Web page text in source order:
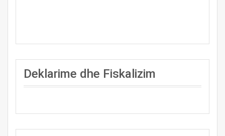
Deklarime dhe Fiskalizim